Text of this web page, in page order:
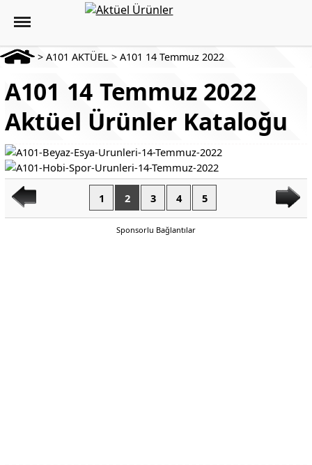
> A101 AKTÜEL > A101 14 Temmuz 2022
A101 14 Temmuz 2022
Aktüel Ürünler Kataloğu
1 2 3 4 5
Sponsorlu Bağlantılar